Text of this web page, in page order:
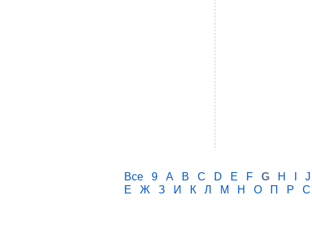
Все 9 A B C D E F G H J
Е
Ж З И К Л М Н О П Р С